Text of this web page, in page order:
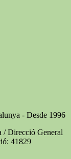
- Desde 1996
/ Direcció General
41829